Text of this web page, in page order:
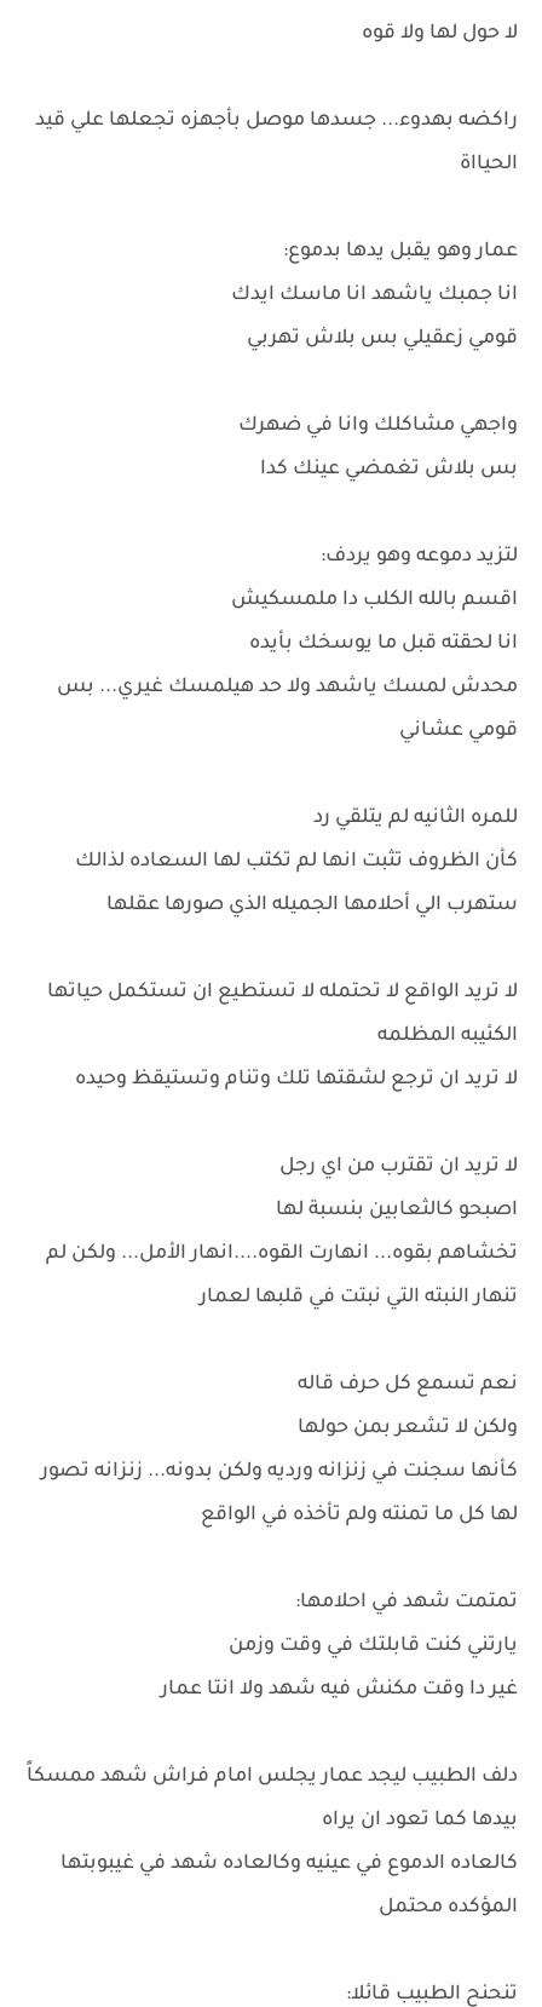
لا حول لها ولا قوه
راكضه بهدوء... جسدها موصل بأجهزه تجعلها علي قيد
الحيااة
عمار وهو يقبل يدها بدموع:
انا جمبك ياشهد انا ماسك ايدك
قومي زعقيلي بس بلاش تهربي
واجهي مشاكلك وانا في ضهرك
بس بلاش تغمضي عينك كدا
لتزيد دموعه وهو يردف:
اقسم بالله الكلب دا ملمسكيش
انا لحقته قبل ما يوسخك بأيده
محدش لمسك ياشهد ولا حد هيلمسك غيري... بس
قومي عشاني
للمره الثانيه لم يتلقي رد
كأن الظروف تثبت انها لم تكتب لها السعاده لذالك
ستهرب الي أحلامها الجميله الذي صورها عقلها
لا تريد الواقع لا تحتمله لا تستطيع ان تستكمل حياتها
الكئيبه المظلمه
لا تريد ان ترجع لشقتها تلك وتنام وتستيقظ وحيده
لا تريد ان تقترب من اي رجل
اصبحو كالثعابين بنسبة لها
تخشاهم بقوه... انهارت القوه....انهار الأمل... ولكن لم
تنهار النبته التي نبتت في قلبها لعمار
نعم تسمع كل حرف قاله
ولكن لا تشعر بمن حولها
كأنها سجنت في زنزانه ورديه ولكن بدونه... زنزانه تصور
لها كل ما تمنته ولم تأخذه في الواقع
تمتمت شهد في احلامها:
يارتني كنت قابلتك في وقت وزمن
غير دا وقت مكنش فيه شهد ولا انتا عمار
دلف الطبيب ليجد عمار يجلس امام فراش شهد ممسكاً
بيدها كما تعود ان يراه
كالعاده الدموع في عينيه وكالعاده شهد في غيبوبتها
المؤكده محتمل
تنحنح الطبيب قائلا: